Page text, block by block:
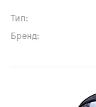
Тип:
Бренд: